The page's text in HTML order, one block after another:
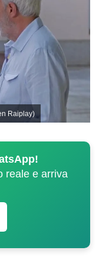
Raiplay)
reale e arriva